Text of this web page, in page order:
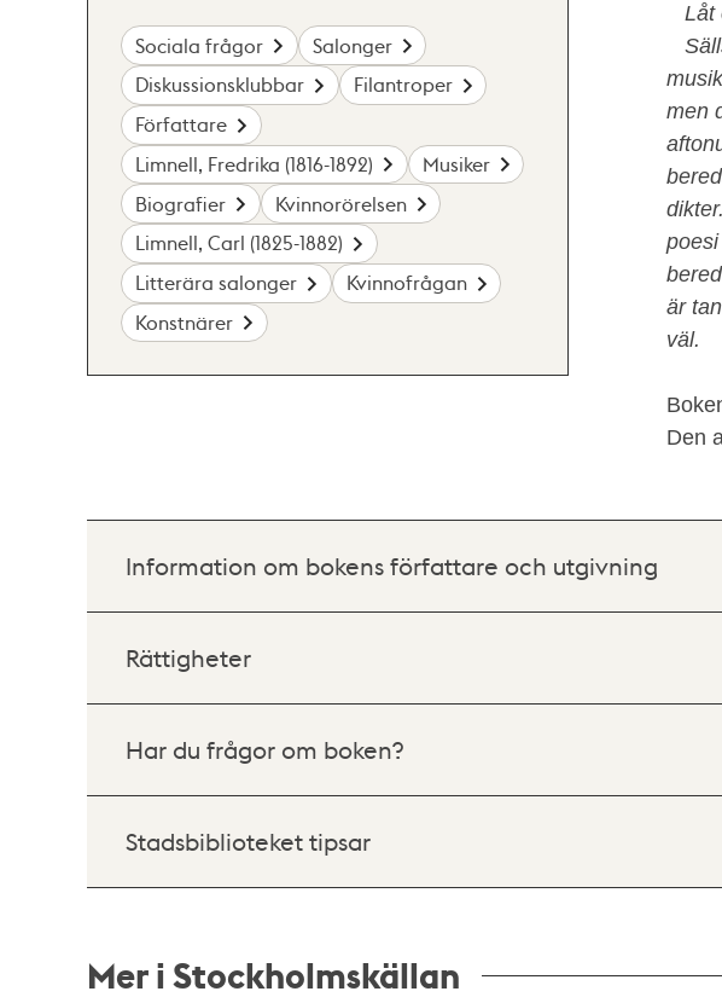
Låt
men
är
väl.
Den
Sociala frågor
Salonger
Diskussionsklubbar
Filantroper
Författare
Limnell, Fredrika (1816-1892)
Musiker
Biografier
Kvinnorörelsen
Limnell, Carl (1825-1882)
Litterära salonger
Kvinnofrågan
Konstnärer
Information om bokens författare och utgivning
Rättigheter
Har du frågor om boken?
Stadsbiblioteket tipsar
Mer i Stockholmskällan